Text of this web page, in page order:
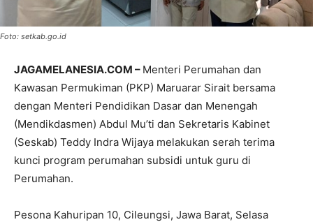
Foto: setkab.go.id
JAGAMELANESIA.COM – Menteri Perumahan dan
Kawasan Permukiman (PKP) Maruarar Sirait bersama
dengan Menteri Pendidikan Dasar dan Menengah
(Mendikdasmen) Abdul Mu’ti dan Sekretaris Kabinet
(Seskab) Teddy Indra Wijaya melakukan serah terima
kunci program perumahan subsidi untuk guru di
Perumahan.
Pesona Kahuripan 10, Cileungsi, Jawa Barat, Selasa